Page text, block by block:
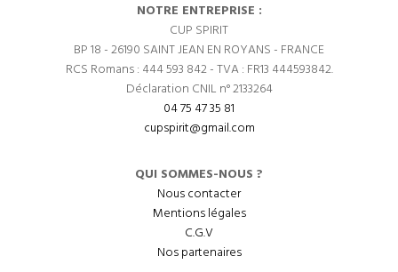
NOTRE ENTREPRISE :
CUP SPIRIT
BP 18 - 26190 SAINT JEAN EN ROYANS - FRANCE
RCS Romans : 444 593 842 - TVA : FR13 444593842.
Déclaration CNIL n° 2133264
04 75 47 35 81
cupspirit@gmail.com
QUI SOMMES-NOUS ?
Nous contacter
Mentions légales
C.G.V
Nos partenaires